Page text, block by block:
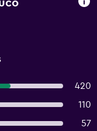
420
110
57